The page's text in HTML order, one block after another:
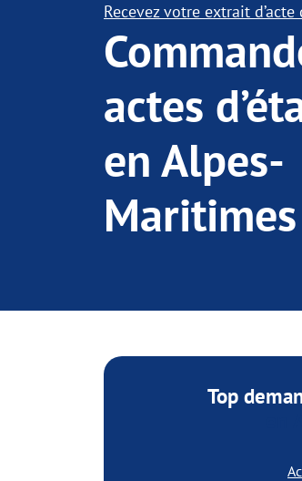
Recevez votre extrait
actes
en Alpes-
Maritimes
Top